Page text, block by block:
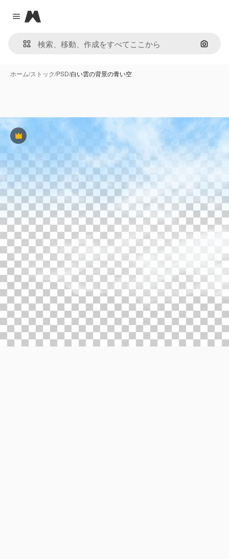
Close menu
Magnific
画像で
ホーム/ストック/PSD/白い雲の背景の青い空
Premium